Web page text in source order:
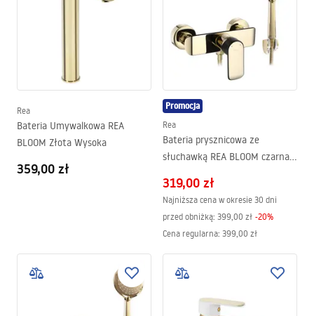
Rea
Bateria Umywalkowa REA
BLOOM Złota Wysoka
359,00 zł
Promocja
Rea
Bateria prysznicowa ze
słuchawką REA BLOOM czarna
319,00 zł
Najniższa cena w okresie 30 dni
przed obniżką: 399,00 zł -20%
Cena regularna: 399,00 zł